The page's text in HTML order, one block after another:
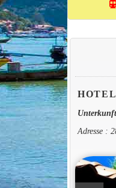
directions_transit
Adresse :